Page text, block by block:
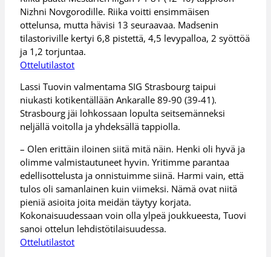
Nizhni Novgorodille. Riika voitti ensimmäisen
ottelunsa, mutta hävisi 13 seuraavaa. Madsenin
tilastoriville kertyi 6,8 pistettä, 4,5 levypalloa, 2 syöttöä
ja 1,2 torjuntaa.
Ottelutilastot
Lassi Tuovin valmentama SIG Strasbourg taipui
niukasti kotikentällään Ankaralle 89-90 (39-41).
Strasbourg jäi lohkossaan lopulta seitsemänneksi
neljällä voitolla ja yhdeksällä tappiolla.
– Olen erittäin iloinen siitä mitä näin. Henki oli hyvä ja
olimme valmistautuneet hyvin. Yritimme parantaa
edellisottelusta ja onnistuimme siinä. Harmi vain, että
tulos oli samanlainen kuin viimeksi. Nämä ovat niitä
pieniä asioita joita meidän täytyy korjata.
Kokonaisuudessaan voin olla ylpeä joukkueesta, Tuovi
sanoi ottelun lehdistötilaisuudessa.
Ottelutilastot